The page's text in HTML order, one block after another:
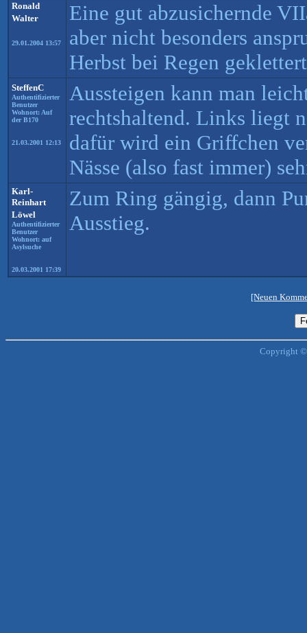
Ronald
Walter
29.01.2004 13:57
Eine gut abzusichernde
aber nicht besonders
Herbst bei Regen
SteffenC
Authentifizierter
Benutzer
Wohnort: Auf
der B170
21.03.2001 12:13
Aussteigen kann man
rechtshaltend. Links liegt
dafür wird ein Griffchen
Nässe (also fast immer)
Karl-
Reinhart
Löwel
Authentifizierter
Benutzer
Wohnort: auf
Asylsuche
20.03.2001 17:39
Zum Ring gängig, dann
Ausstieg.
[Neuen
Copyright ©